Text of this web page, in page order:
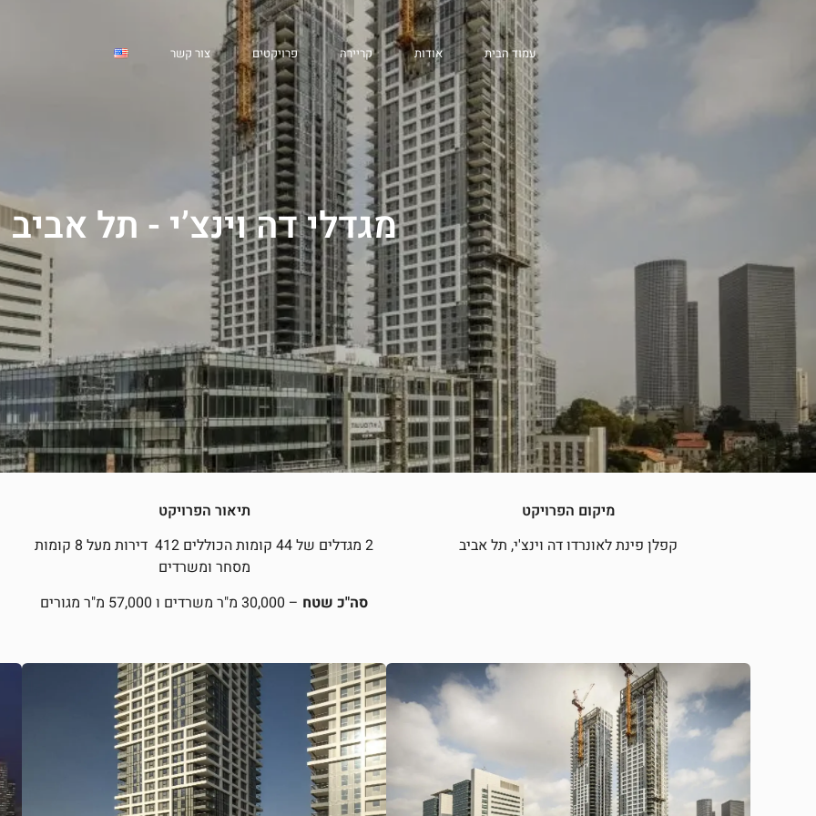
עמוד הבית אודות קריירה פרויקטים צור קשר מגדלי דה וינצ'י – תל אביב
מגדלי דה וינצ’י - תל אביב
מיקום הפרויקט
קפלן פינת לאונרדו דה וינצ'י, תל אביב
תיאור הפרויקט
2 מגדלים של 44 קומות הכוללים 412 דירות מעל 8 קומות
מסחר ומשרדים
סה"כ שטח – 30,000 מ"ר משרדים ו 57,000 מ"ר מגורים